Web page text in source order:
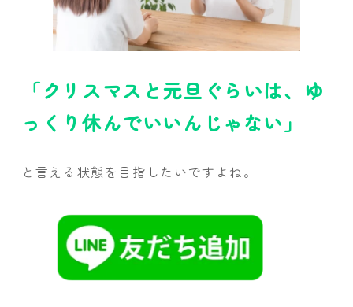
「クリスマスと元旦ぐらいは、ゆ
っくり休んでいいんじゃない」
と言える状態を目指したいですよね。